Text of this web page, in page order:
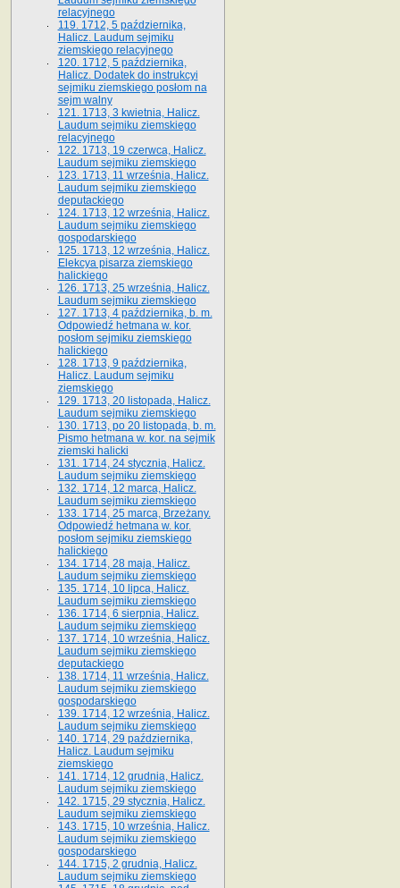
relacyjnego
119. 1712, 5 października,
Halicz. Laudum sejmiku
ziemskiego relacyjnego
120. 1712, 5 października,
Halicz. Dodatek do instrukcyi
sejmiku ziemskiego posłom na
sejm walny
121. 1713, 3 kwietnia, Halicz.
Laudum sejmiku ziemskiego
relacyjnego
122. 1713, 19 czerwca, Halicz.
Laudum sejmiku ziemskiego
123. 1713, 11 września, Halicz.
Laudum sejmiku ziemskiego
deputackiego
124. 1713, 12 września, Halicz.
Laudum sejmiku ziemskiego
gospodarskiego
125. 1713, 12 września, Halicz.
Elekcya pisarza ziemskiego
halickiego
126. 1713, 25 września, Halicz.
Laudum sejmiku ziemskiego
127. 1713, 4 października, b. m.
Odpowiedź hetmana w. kor.
posłom sejmiku ziemskiego
halickiego
128. 1713, 9 października,
Halicz. Laudum sejmiku
ziemskiego
129. 1713, 20 listopada, Halicz.
Laudum sejmiku ziemskiego
130. 1713, po 20 listopada, b. m.
Pismo hetmana w. kor. na sejmik
ziemski halicki
131. 1714, 24 stycznia, Halicz.
Laudum sejmiku ziemskiego
132. 1714, 12 marca, Halicz.
Laudum sejmiku ziemskiego
133. 1714, 25 marca, Brzeżany.
Odpowiedź hetmana w. kor.
posłom sejmiku ziemskiego
halickiego
134. 1714, 28 maja, Halicz.
Laudum sejmiku ziemskiego
135. 1714, 10 lipca, Halicz.
Laudum sejmiku ziemskiego
136. 1714, 6 sierpnia, Halicz.
Laudum sejmiku ziemskiego
137. 1714, 10 września, Halicz.
Laudum sejmiku ziemskiego
deputackiego
138. 1714, 11 września, Halicz.
Laudum sejmiku ziemskiego
gospodarskiego
139. 1714, 12 września, Halicz.
Laudum sejmiku ziemskiego
140. 1714, 29 października,
Halicz. Laudum sejmiku
ziemskiego
141. 1714, 12 grudnia, Halicz.
Laudum sejmiku ziemskiego
142. 1715, 29 stycznia, Halicz.
Laudum sejmiku ziemskiego
143. 1715, 10 września, Halicz.
Laudum sejmiku ziemskiego
gospodarskiego
144. 1715, 2 grudnia, Halicz.
Laudum sejmiku ziemskiego